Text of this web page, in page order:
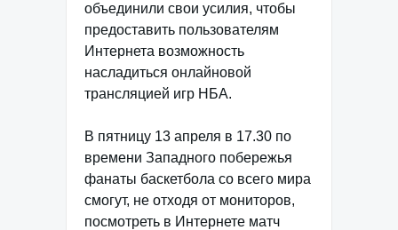
объединили свои усилия, чтобы
предоставить пользователям
Интернета возможность
насладиться онлайновой
трансляцией игр НБА.
В пятницу 13 апреля в 17.30 по
времени Западного побережья
фанаты баскетбола со всего мира
смогут, не отходя от мониторов,
посмотреть в Интернете матч